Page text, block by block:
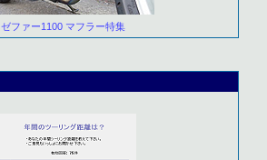
ゼファー1100 マフラー特集